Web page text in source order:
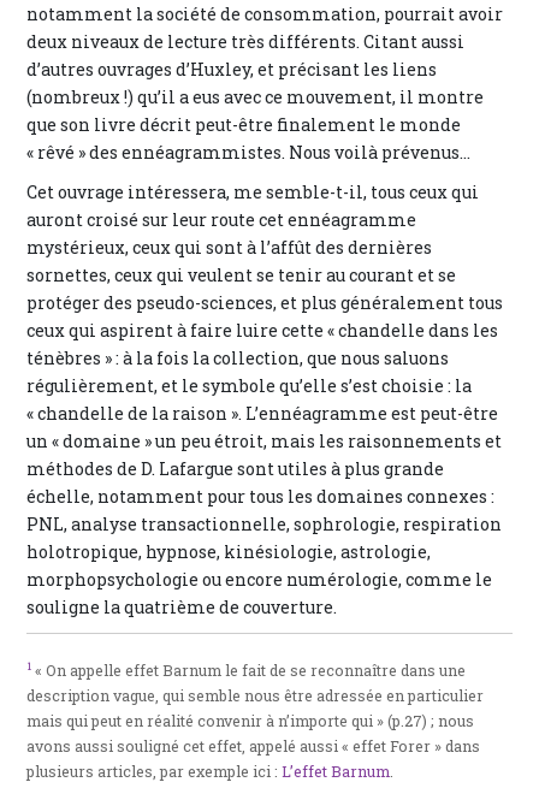
notamment la société de consommation, pourrait avoir
deux niveaux de lecture très différents. Citant aussi
d’autres ouvrages d’Huxley, et précisant les liens
(nombreux !) qu’il a eus avec ce mouvement, il montre
que son livre décrit peut-être finalement le monde
« rêvé » des ennéagrammistes. Nous voilà prévenus...
Cet ouvrage intéressera, me semble-t-il, tous ceux qui
auront croisé sur leur route cet ennéagramme
mystérieux, ceux qui sont à l’affût des dernières
sornettes, ceux qui veulent se tenir au courant et se
protéger des pseudo-sciences, et plus généralement tous
ceux qui aspirent à faire luire cette « chandelle dans les
ténèbres » : à la fois la collection, que nous saluons
régulièrement, et le symbole qu’elle s’est choisie : la
« chandelle de la raison ». L’ennéagramme est peut-être
un « domaine » un peu étroit, mais les raisonnements et
méthodes de D. Lafargue sont utiles à plus grande
échelle, notamment pour tous les domaines connexes :
PNL, analyse transactionnelle, sophrologie, respiration
holotropique, hypnose, kinésiologie, astrologie,
morphopsychologie ou encore numérologie, comme le
souligne la quatrième de couverture.
1 « On appelle effet Barnum le fait de se reconnaître dans une
description vague, qui semble nous être adressée en particulier
mais qui peut en réalité convenir à n’importe qui » (p.27) ; nous
avons aussi souligné cet effet, appelé aussi « effet Forer » dans
plusieurs articles, par exemple ici :L’effet Barnum